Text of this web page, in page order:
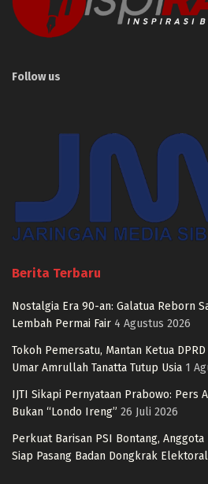
Follow us
Berita Terbaru
Nostalgia Era 90-an: Galatua Reborn
Lembah Permai Fair 4 Agustus 2026
Tokoh Pemersatu, Mantan Ketua
Umar Amrullah Tanatta Tutup Usia 1
IJTI Sikapi Pernyataan Prabowo: Pers
Bukan “Londo Ireng” 26 Juli 2026
Perkuat Barisan PSI Bontang, Anggota
Siap Pasang Badan Dongkrak Elektoral